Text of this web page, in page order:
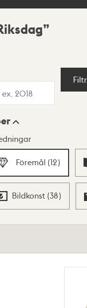
Föremål (12)
Bildkonst (38)